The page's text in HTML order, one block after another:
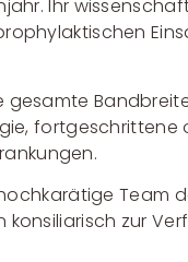
Ihr
gesamte
Team
zur